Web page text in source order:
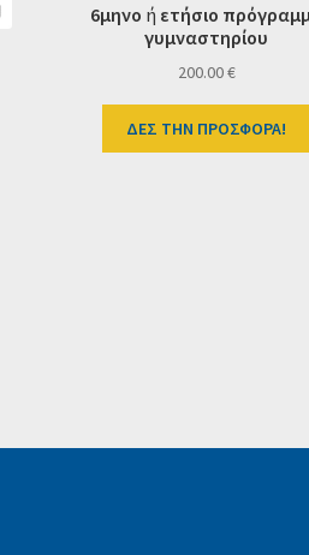
6μηνο ή ετήσιο
γυμναστηρίου
200.00€
ΔΕΣ ΤΗΝ ΠΡΟΣΦΟΡΑ!